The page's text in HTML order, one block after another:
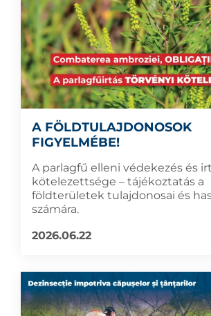
A FÖLDTULAJDONOSOK
FIGYELMÉBE!
A parlagfű elleni védekezés és
kötelezettsége – tájékoztatás a
földterületek tulajdonosai és
számára.
2026.06.22